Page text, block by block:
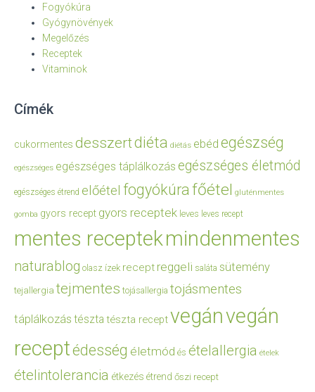
Fogyókúra
Gyógynövények
Megelőzés
Receptek
Vitaminok
Címék
cukormentes desszertdiéta diétás ebéd egészség
egészséges egészséges táplálkozás egészséges életmód
egészséges étrend előétel fogyókúrafőétel gluténmentes
gomba gyors recept gyors receptek leves leves recept
mentes receptekmindenmentes
naturablog olasz ízek recept reggeli saláta sütemény
tejallergia tejmentes tojásallergia tojásmentes
táplálkozás tészta tészta receptvegánvegán
receptédesség életmód és ételallergia ételek
ételintolerancia étkezés étrend őszi recept